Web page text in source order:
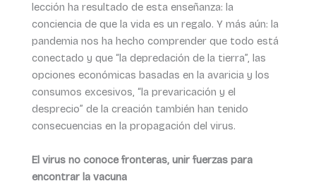
lección ha resultado de esta enseñanza: la
conciencia de que la vida es un regalo. Y más aún: la
pandemia nos ha hecho comprender que todo está
conectado y que “la depredación de la tierra”, las
opciones económicas basadas en la avaricia y los
consumos excesivos, “la prevaricación y el
desprecio” de la creación también han tenido
consecuencias en la propagación del virus.
El virus no conoce fronteras, unir fuerzas para
encontrar la vacuna